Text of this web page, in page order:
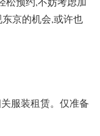
京的机会,或许也
服装租赁。仅准备